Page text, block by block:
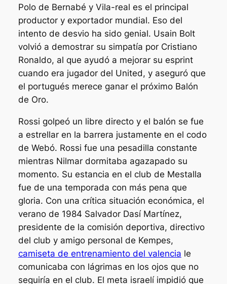
Polo de Bernabé y Vila-real es el principal
productor y exportador mundial. Eso del
intento de desvio ha sido genial. Usain Bolt
volvió a demostrar su simpatía por Cristiano
Ronaldo, al que ayudó a mejorar su esprint
cuando era jugador del United, y aseguró que
el portugués merece ganar el próximo Balón
de Oro.
Rossi golpeó un libre directo y el balón se fue
a estrellar en la barrera justamente en el codo
de Webó. Rossi fue una pesadilla constante
mientras Nilmar dormitaba agazapado su
momento. Su estancia en el club de Mestalla
fue de una temporada con más pena que
gloria. Con una crítica situación económica, el
verano de 1984 Salvador Dasí Martínez,
presidente de la comisión deportiva, directivo
del club y amigo personal de Kempes,
camiseta de entrenamiento del valencia le
comunicaba con lágrimas en los ojos que no
seguiría en el club. El meta israelí impidió que